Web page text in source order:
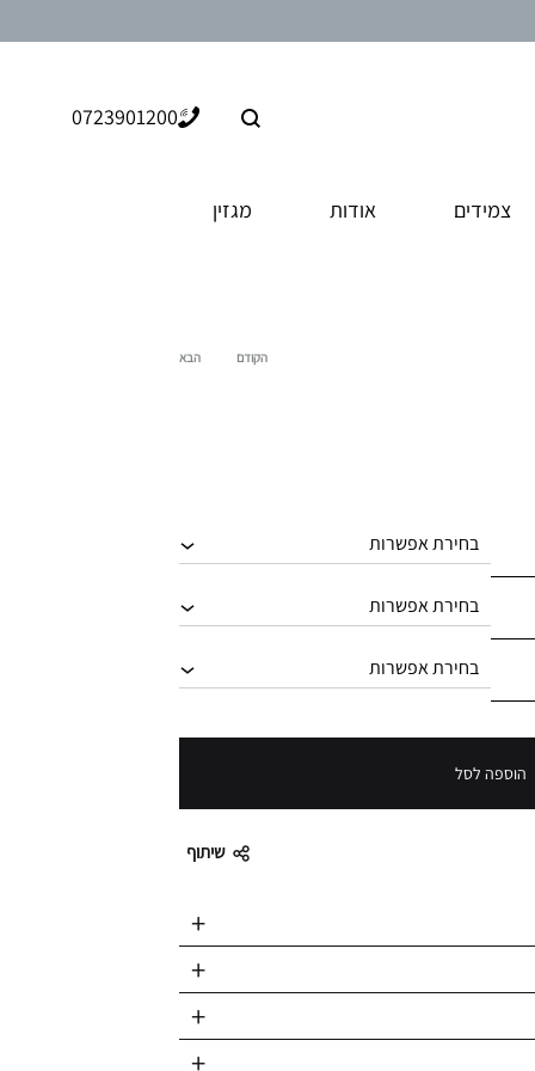
חיפוש 0723901200
צמידים אודות
מגזין
Product
הקודם הבא
הוספה לסל
שיתוף